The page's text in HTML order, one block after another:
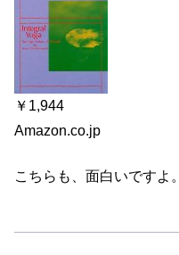
￥1,944
Amazon.co.jp
こちらも、面白いですよ。